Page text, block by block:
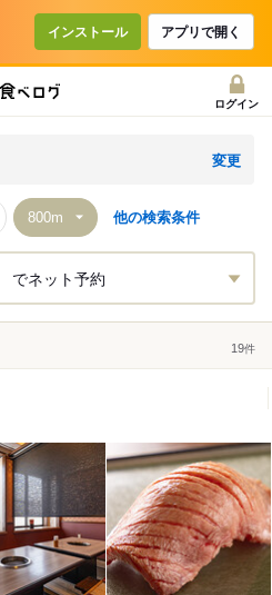
インストール アプリで開く
ログイン
変更
他の検索条件
でネット予約
19件